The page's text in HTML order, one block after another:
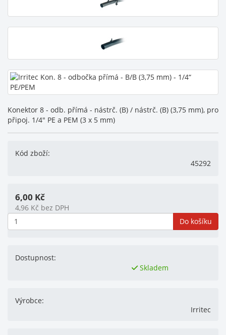
Konektor 8 - odb. přímá - nástrč. (B) / nástrč. (B) (3,75 mm), pro
připoj. 1/4" PE a PEM (3 x 5 mm)
Kód zboží:
45292
6,00 Kč
4,96 Kč bez DPH
Do košíku
Dostupnost:
Skladem
Výrobce:
Irritec